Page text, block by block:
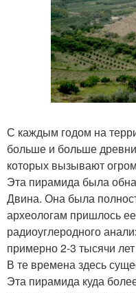
С каждым годом на
больше и больше
которых вызывают
Эта пирамида была
Двина. Она была
археологам пришлось
радиоуглеродного
примерно 2-3 тысячи
В те времена здесь
Эта пирамида куда